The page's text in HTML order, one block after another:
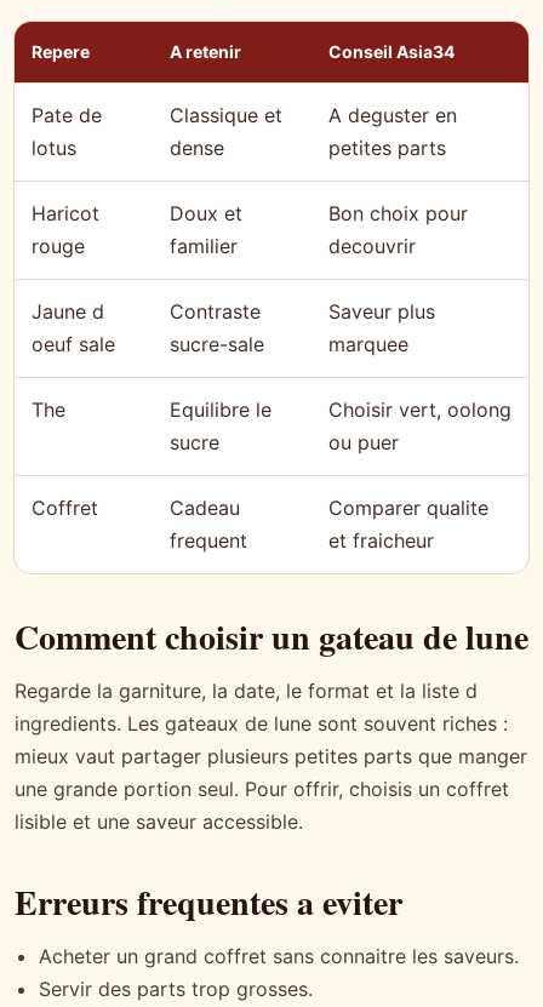
Repere A retenir Conseil Asia34
Pate de
lotus
Classique et
dense
A deguster en
petites parts
Haricot
rouge
Doux et
familier
Bon choix pour
decouvrir
Jaune d
oeuf sale
Contraste
sucre-sale
Saveur plus
marquee
The
Equilibre le
sucre
Choisir vert, oolong
ou puer
Coffret
Cadeau
frequent
Comparer qualite
et fraicheur
Comment choisir un gateau de lune
Regarde la garniture, la date, le format et la liste d
ingredients. Les gateaux de lune sont souvent riches :
mieux vaut partager plusieurs petites parts que manger
une grande portion seul. Pour offrir, choisis un coffret
lisible et une saveur accessible.
Erreurs frequentes a eviter
Acheter un grand coffret sans connaitre les saveurs.
Servir des parts trop grosses.